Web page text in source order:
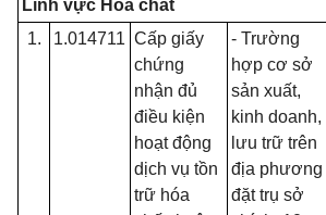
Lĩnh vực Hóa chất
1.
1.014711 Cấp giấy
chứng
nhận đủ
điều kiện
hoạt động
dịch vụ tồn
trữ hóa
- Trường
hợp cơ sở
sản xuất,
kinh doanh,
lưu trữ trên
địa phương
đặt trụ sở